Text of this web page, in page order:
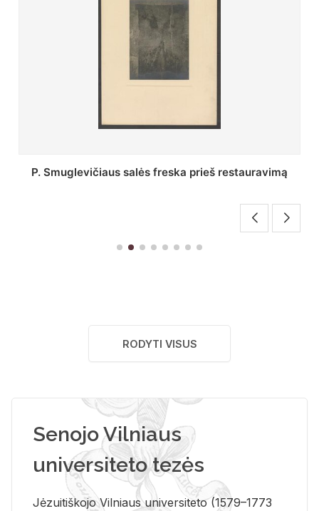
Stepono Batoro universiteto bibliotekos Profesorių
RODYTI VISUS
Senojo Vilniaus
universiteto tezės
Jėzuitiškojo Vilniaus universiteto (1579–1773